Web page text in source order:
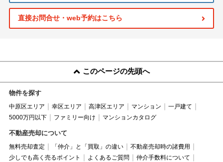
直接お問合せ・web予約はこちら
このページの先頭へ
物件を探す
中原区エリア 幸区エリア 高津区エリア マンション
一戸建て
5000万円以下
ファミリー向け マンションカタログ
不動産売却について
無料売却査定 「仲介」と「買取」の違い
不動産売却時の諸費用
少しでも高く売るポイント
よくあるご質問
仲介手数料について